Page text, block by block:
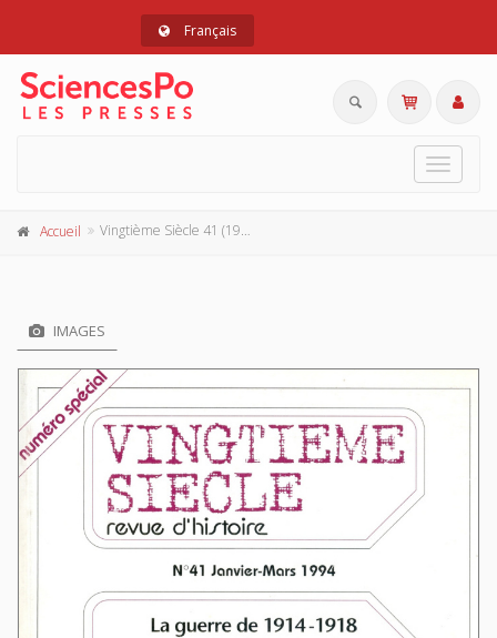
Français
Toggle
Accueil Vingtième Siècle 41 (1994-1)
IMAGES